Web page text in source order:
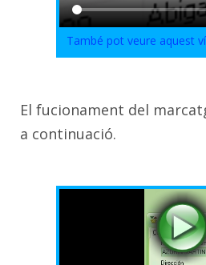
També pot veure aquest
El fucionament del
a continuació.